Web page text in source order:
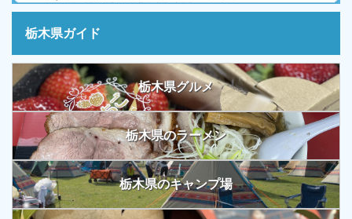
栃木県ガイド
栃木県グルメ
栃木県のラーメン
栃木県のキャンプ場